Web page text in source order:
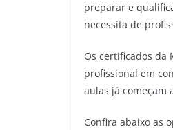
preparar e
necessita de
Os certificados da
profissional em
aulas já começam
Confira abaixo as